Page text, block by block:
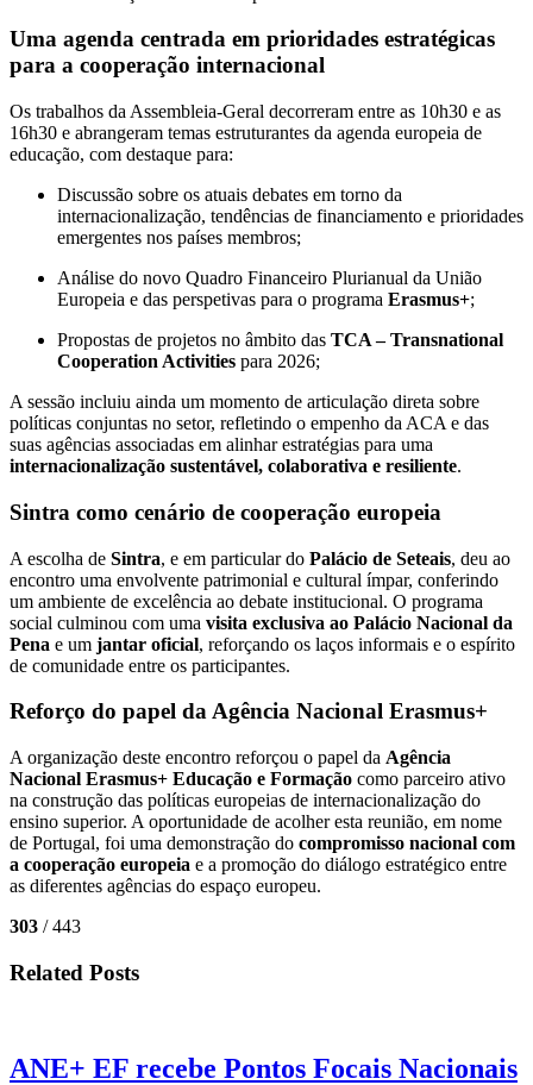
Uma agenda centrada em prioridades estratégicas
para a cooperação internacional
Os trabalhos da Assembleia-Geral decorreram entre as 10h30 e as
16h30 e abrangeram temas estruturantes da agenda europeia de
educação, com destaque para:
Discussão sobre os atuais debates em torno da
internacionalização, tendências de financiamento e prioridades
emergentes nos países membros;
Análise do novo Quadro Financeiro Plurianual da União
Europeia e das perspetivas para o programa Erasmus+;
Propostas de projetos no âmbito das TCA – Transnational
Cooperation Activities para 2026;
A sessão incluiu ainda um momento de articulação direta sobre
políticas conjuntas no setor, refletindo o empenho da ACA e das
suas agências associadas em alinhar estratégias para uma
internacionalização sustentável, colaborativa e resiliente.
Sintra como cenário de cooperação europeia
A escolha de Sintra, e em particular do Palácio de Seteais, deu ao
encontro uma envolvente patrimonial e cultural ímpar, conferindo
um ambiente de excelência ao debate institucional. O programa
social culminou com uma visita exclusiva ao Palácio Nacional da
Pena e um jantar oficial, reforçando os laços informais e o espírito
de comunidade entre os participantes.
Reforço do papel da Agência Nacional Erasmus+
A organização deste encontro reforçou o papel da Agência
Nacional Erasmus+ Educação e Formação como parceiro ativo
na construção das políticas europeias de internacionalização do
ensino superior. A oportunidade de acolher esta reunião, em nome
de Portugal, foi uma demonstração do compromisso nacional com
a cooperação europeia e a promoção do diálogo estratégico entre
as diferentes agências do espaço europeu.
303 / 443
Related Posts
ANE+ EF recebe Pontos Focais Nacionais